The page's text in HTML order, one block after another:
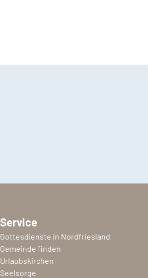
Service
Gottesdienste in Nordfriesland
Gemeinde finden
Urlaubskirchen
Seelsorge